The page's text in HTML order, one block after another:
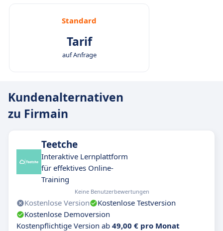
Standard
Tarif
auf Anfrage
Kundenalternativen
zu Firmain
Teetche
Interaktive Lernplattform
für effektives Online-
Training
Keine Benutzerbewertungen
Kostenlose Version
Kostenlose Testversion
Kostenlose Demoversion
Kostenpflichtige Version ab 49,00 € pro Monat